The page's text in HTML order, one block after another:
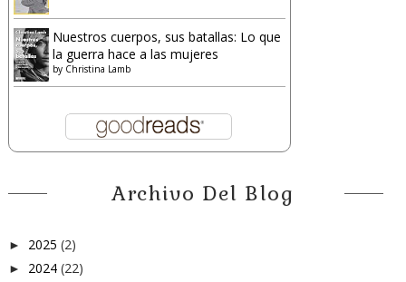
Nuestros cuerpos, sus batallas: Lo que
la guerra hace a las mujeres
by Christina Lamb
Archivo Del Blog
► 2025 (2)
► 2024 (22)